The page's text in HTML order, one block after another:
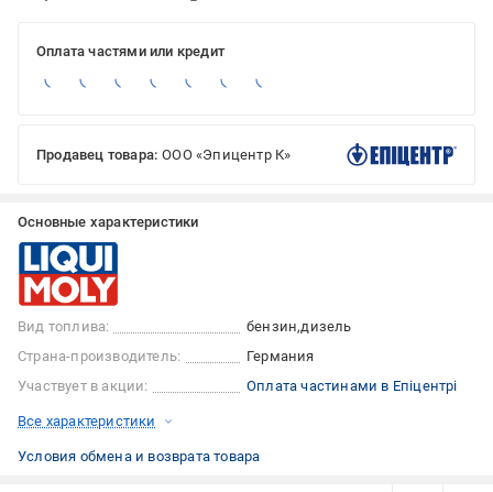
Оплата частями или кредит
Продавец товара: ООО «Эпицентр К»
Основные характеристики
Вид топлива: бензин дизель
Страна-производитель:
Германия
Участвует в акции:
Оплата частинами в Епіцентрі
Все характеристики
Условия обмена и возврата товара